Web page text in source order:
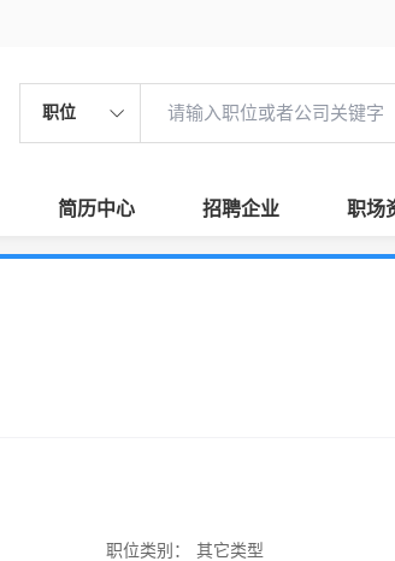
职位
简历中心 招聘企业 职场
职位类别：
其它类型